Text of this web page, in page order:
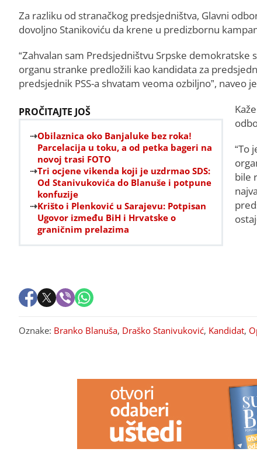
Za razliku od stranačkog predsjedništva, Glavni
dovoljno Stanikoviću da krene u predizbornu
“Zahvalan sam Predsjedništvu Srpske
organu stranke predložili kao kandidata za
predsjednik PSS-a shvatam veoma ozbiljno”, naveo
PROČITAJTE JOŠ
Obilaznica oko Banjaluke bez roka!
Parcelacija u toku, a od petka bageri na
novoj trasi FOTO
Tri ocjene vikenda koji je uzdrmao SDS:
Od Stanivukovića do Blanuše i potpune
konfuzije
Krišto i Plenković u Sarajevu: Potpisan
Ugovor između BiH i Hrvatske o
graničnim prelazima
“To
bile
Oznake: Branko Blanuša, Draško Stanivuković, Kandidat,